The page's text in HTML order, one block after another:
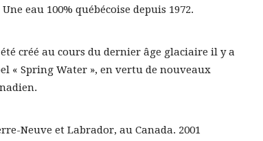
eau 100% québécoise depuis 1972.
créé au cours du dernier âge glaciaire il y a
« Spring Water », en vertu de nouveaux
Neuve et Labrador, au Canada. 2001